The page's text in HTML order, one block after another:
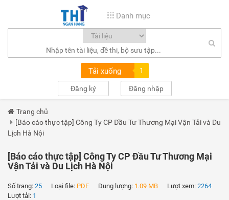
Danh mục
Tải xuống 1
Đăng ký Đăng nhập
Trang chủ
[Báo cáo thực tập] Công Ty CP Đầu Tư Thương Mại Vận Tải và Du
Lịch Hà Nội
[Báo cáo thực tập] Công Ty CP Đầu Tư Thương Mại
Vận Tải và Du Lịch Hà Nội
Số trang: 25 Loại file: PDF Dung lượng: 1.09 MB Lượt xem: 2264
Lượt tải: 1